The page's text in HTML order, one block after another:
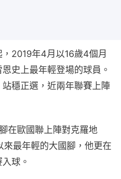
2019年4月以16歲4個月
史上最年輕登場的球員。
穩正選，近兩年聯賽上陣
在歐國聯上陣對克羅地
來最年輕的大國腳，他更在
球。